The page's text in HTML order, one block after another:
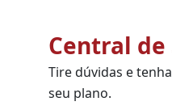
Central de
Tire dúvidas e
seu plano.